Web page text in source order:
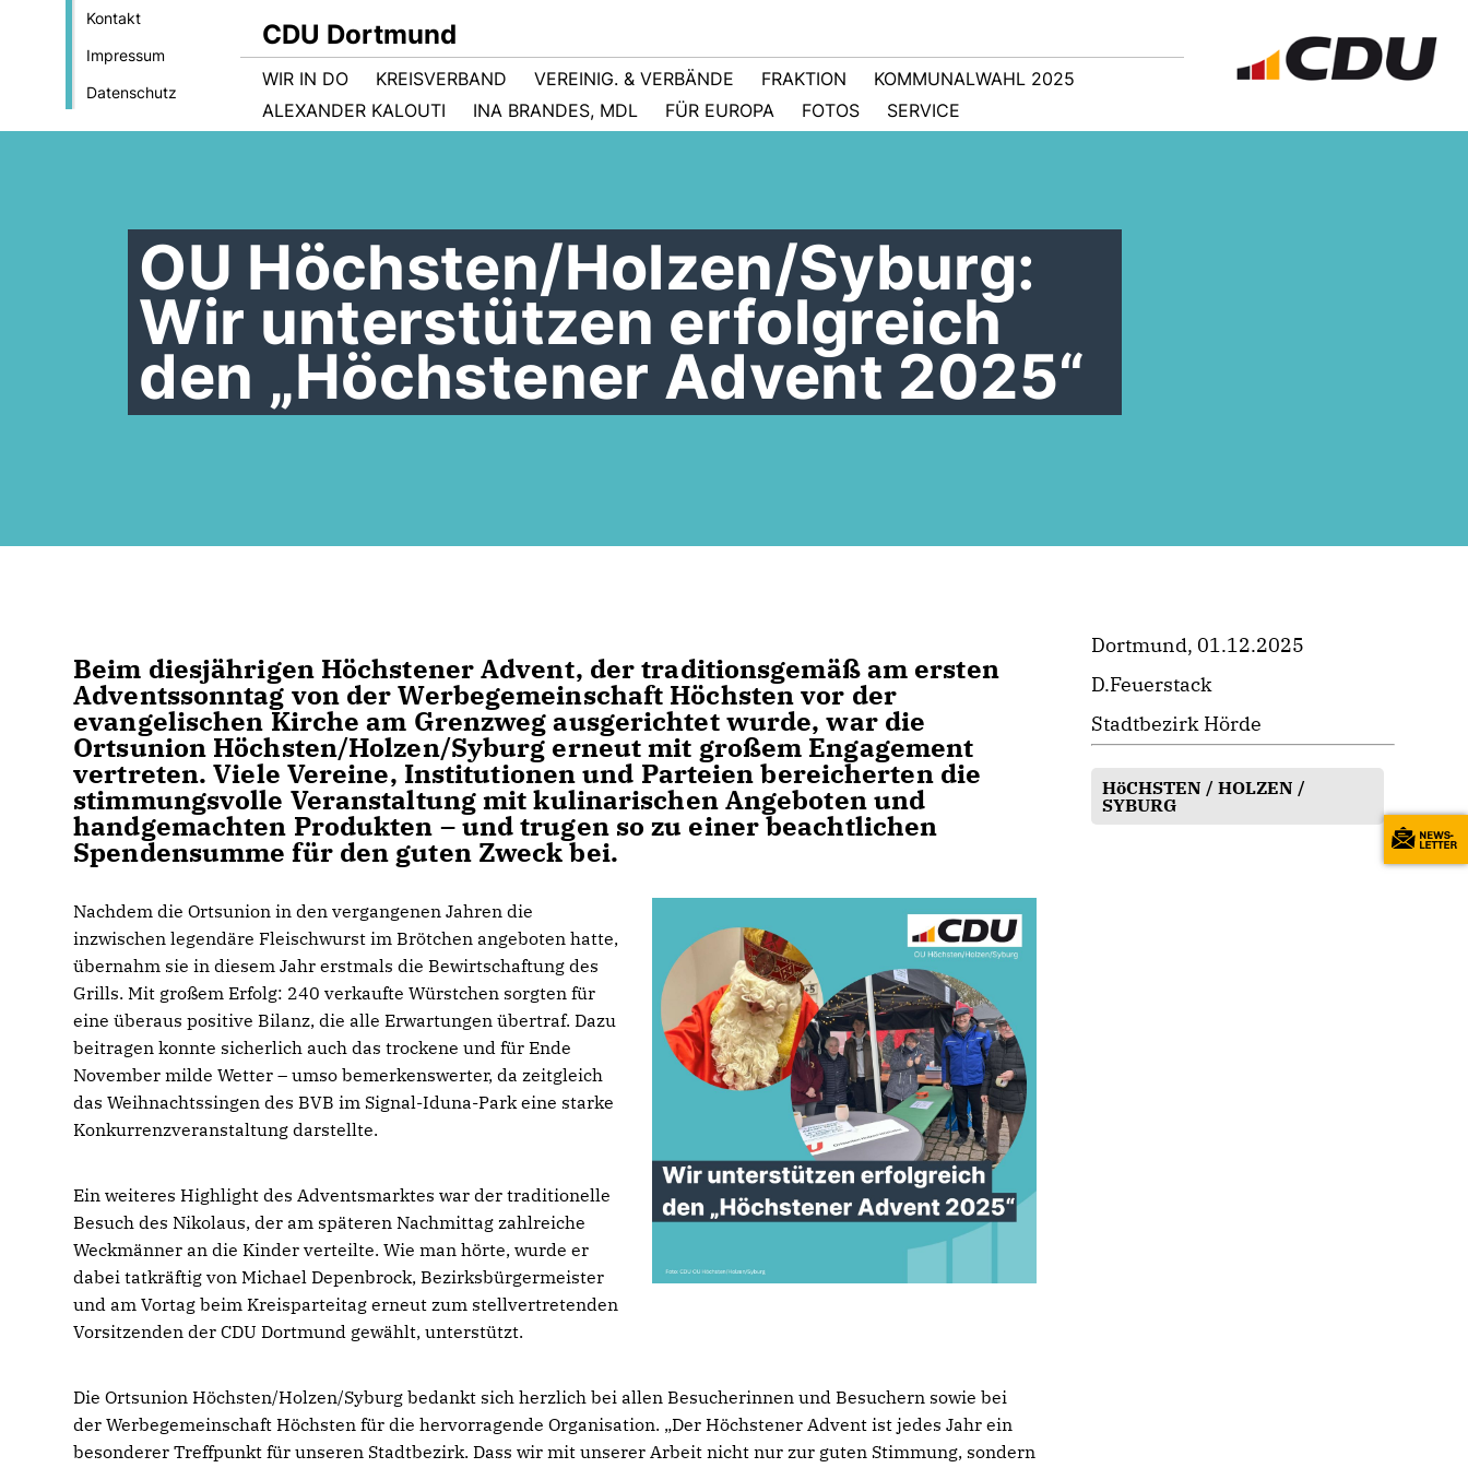
Kontakt
Impressum
Datenschutz
CDU Dortmund
WIR IN DO KREISVERBAND VEREINIG. & VERBÄNDE FRAKTION
KOMMUNALWAHL 2025
ALEXANDER KALOUTI
INA BRANDES, MDL FÜR EUROPA FOTOS SERVICE
OU Höchsten/Holzen/Syburg:
Wir unterstützen erfolgreich
den „Höchstener Advent 2025“
Beim diesjährigen Höchstener Advent, der traditionsgemäß am ersten
Adventssonntag von der Werbegemeinschaft Höchsten vor der
evangelischen Kirche am Grenzweg ausgerichtet wurde, war die
Ortsunion Höchsten/Holzen/Syburg erneut mit großem Engagement
vertreten. Viele Vereine, Institutionen und Parteien bereicherten die
stimmungsvolle Veranstaltung mit kulinarischen Angeboten und
handgemachten Produkten – und trugen so zu einer beachtlichen
Spendensumme für den guten Zweck bei.
Nachdem die Ortsunion in den vergangenen Jahren die
inzwischen legendäre Fleischwurst im Brötchen angeboten hatte,
übernahm sie in diesem Jahr erstmals die Bewirtschaftung des
Grills. Mit großem Erfolg: 240 verkaufte Würstchen sorgten für
eine überaus positive Bilanz, die alle Erwartungen übertraf. Dazu
beitragen konnte sicherlich auch das trockene und für Ende
November milde Wetter – umso bemerkenswerter, da zeitgleich
das Weihnachtssingen des BVB im Signal-Iduna-Park eine starke
Konkurrenzveranstaltung darstellte.
Ein weiteres Highlight des Adventsmarktes war der traditionelle
Besuch des Nikolaus, der am späteren Nachmittag zahlreiche
Weckmänner an die Kinder verteilte. Wie man hörte, wurde er
dabei tatkräftig von Michael Depenbrock, Bezirksbürgermeister
und am Vortag beim Kreisparteitag erneut zum stellvertretenden
Vorsitzenden der CDU Dortmund gewählt, unterstützt.
Die Ortsunion Höchsten/Holzen/Syburg bedankt sich herzlich bei allen Besucherinnen und Besuchern sowie bei
der Werbegemeinschaft Höchsten für die hervorragende Organisation. „Der Höchstener Advent ist jedes Jahr ein
besonderer Treffpunkt für unseren Stadtbezirk. Dass wir mit unserer Arbeit nicht nur zur guten Stimmung, sondern
Dortmund, 01.12.2025
D.Feuerstack
Stadtbezirk Hörde
HöCHSTEN / HOLZEN /
SYBURG